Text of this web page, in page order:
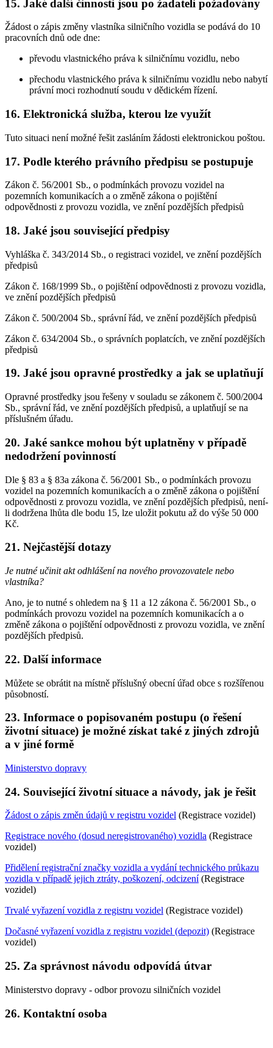
15. Jaké další činnosti jsou po žadateli požadovány
Žádost o zápis změny vlastníka silničního vozidla se podává do 10
pracovních dnů ode dne:
převodu vlastnického práva k silničnímu vozidlu, nebo
přechodu vlastnického práva k silničnímu vozidlu nebo nabytí
právní moci rozhodnutí soudu v dědickém řízení.
16. Elektronická služba, kterou lze využít
Tuto situaci není možné řešit zasláním žádosti elektronickou poštou.
17. Podle kterého právního předpisu se postupuje
Zákon č. 56/2001 Sb., o podmínkách provozu vozidel na
pozemních komunikacích a o změně zákona o pojištění
odpovědnosti z provozu vozidla, ve znění pozdějších předpisů
18. Jaké jsou související předpisy
Vyhláška č. 343/2014 Sb., o registraci vozidel, ve znění pozdějších
předpisů
Zákon č. 168/1999 Sb., o pojištění odpovědnosti z provozu vozidla,
ve znění pozdějších předpisů
Zákon č. 500/2004 Sb., správní řád, ve znění pozdějších předpisů
Zákon č. 634/2004 Sb., o správních poplatcích, ve znění pozdějších
předpisů
19. Jaké jsou opravné prostředky a jak se uplatňují
Opravné prostředky jsou řešeny v souladu se zákonem č. 500/2004
Sb., správní řád, ve znění pozdějších předpisů, a uplatňují se na
příslušném úřadu.
20. Jaké sankce mohou být uplatněny v případě
nedodržení povinností
Dle § 83 a § 83a zákona č. 56/2001 Sb., o podmínkách provozu
vozidel na pozemních komunikacích a o změně zákona o pojištění
odpovědnosti z provozu vozidla, ve znění pozdějších předpisů, není-
li dodržena lhůta dle bodu 15, lze uložit pokutu až do výše 50 000
Kč.
21. Nejčastější dotazy
Je nutné učinit akt odhlášení na nového provozovatele nebo
vlastníka?
Ano, je to nutné s ohledem na § 11 a 12 zákona č. 56/2001 Sb., o
podmínkách provozu vozidel na pozemních komunikacích a o
změně zákona o pojištění odpovědnosti z provozu vozidla, ve znění
pozdějších předpisů.
22. Další informace
Můžete se obrátit na místně příslušný obecní úřad obce s rozšířenou
působností.
23. Informace o popisovaném postupu (o řešení
životní situace) je možné získat také z jiných zdrojů
a v jiné formě
Ministerstvo dopravy
24. Související životní situace a návody, jak je řešit
Žádost o zápis změn údajů v registru vozidel (Registrace vozidel)
Registrace nového (dosud neregistrovaného) vozidla (Registrace
vozidel)
Přidělení registrační značky vozidla a vydání technického průkazu
vozidla v případě jejich ztráty, poškození, odcizení(Registrace
vozidel)
Trvalé vyřazení vozidla z registru vozidel (Registrace vozidel)
Dočasné vyřazení vozidla z registru vozidel (depozit) (Registrace
vozidel)
25. Za správnost návodu odpovídá útvar
Ministerstvo dopravy - odbor provozu silničních vozidel
26. Kontaktní osoba